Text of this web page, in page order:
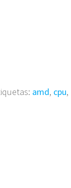
amd, cpu,